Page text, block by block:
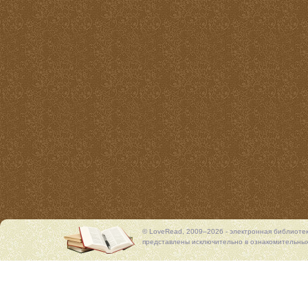
© LoveRead, 2009–2026 - электронная
представлены исключительно в